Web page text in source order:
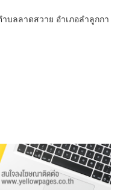
บลลาดสวาย อำเภอลำลูกกา